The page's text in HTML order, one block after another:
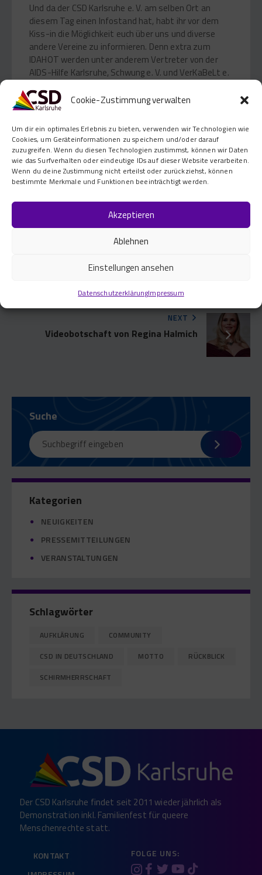
Cookie-Zustimmung verwalten
Um dir ein optimales Erlebnis zu bieten, verwenden wir Technologien wie
Cookies, um Geräteinformationen zu speichern und/oder darauf
zuzugreifen. Wenn du diesen Technologien zustimmst, können wir Daten
wie das Surfverhalten oder eindeutige IDs auf dieser Website verarbeiten.
Wenn du deine Zustimmung nicht erteilst oder zurückziehst, können
bestimmte Merkmale und Funktionen beeinträchtigt werden.
Akzeptieren
Ablehnen
Einstellungen ansehen
DatenschutzerklärungImpressum
Und da der CSD Karlsruhe e. V. am selben Ort an
diesem Tag einen Infostand hat, habt ihr vor dem
Kiss-in die Möglichkeit euch über uns und diverse
andere Vereine zu informieren. Denn extra zum
IDAHOT werden unter anderem Vertreter von der
AIDS-Hilfe Karlsruhe, Schwung e. V. und VerKaBeLt e.
Bis kommenden Samstag um 17:05 Uhr also!
Achso, dieVeranstaltung auf Facebooksolltet ihr
natürlich teilen!
COMMUNITY
PREVIOUS
NEXT
Videobotschaft von Regina Halmich
Suche
Kategorien
NEUIGKEITEN
PRESSEMITTEILUNGEN
VERANSTALTUNGEN
Schlagwörter
AUFKLÄRUNG
COMMUNITY
CSD IN DEUTSCHLAND
MOTTO
RÜCKBLICK
SCHIRMHERRSCHAFT
Der CSD Karlsruhe findet seit 2011 wieder jährlich als
Demonstration inkl. Familienfest für queere
Menschenrechte statt.
KONTAKT
FOLGE UNS: